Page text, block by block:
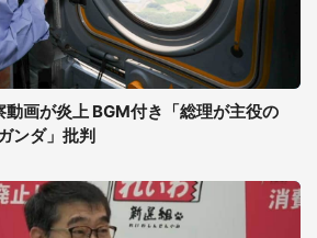
画が炎上 BGM付き「総理が主役の
ンダ」批判